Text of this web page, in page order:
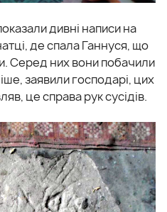
дивні написи на
де спала Ганнуся, що
Серед них вони побачили
заявили господарі, цих
це справа рук сусідів.